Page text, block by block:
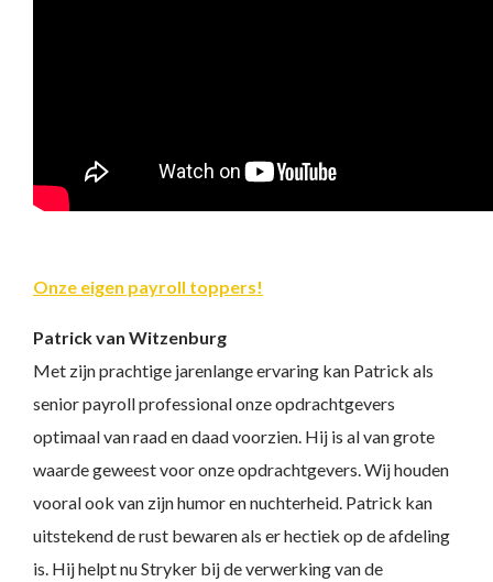
Onze eigen payroll toppers!
Patrick van Witzenburg
Met zijn prachtige jarenlange ervaring kan Patrick als
senior payroll professional onze opdrachtgevers
optimaal van raad en daad voorzien. Hij is al van grote
waarde geweest voor onze opdrachtgevers. Wij houden
vooral ook van zijn humor en nuchterheid. Patrick kan
uitstekend de rust bewaren als er hectiek op de afdeling
is. Hij helpt nu Stryker bij de verwerking van de